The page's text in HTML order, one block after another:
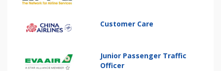
Customer Care
Junior Passenger Traffic
Officer